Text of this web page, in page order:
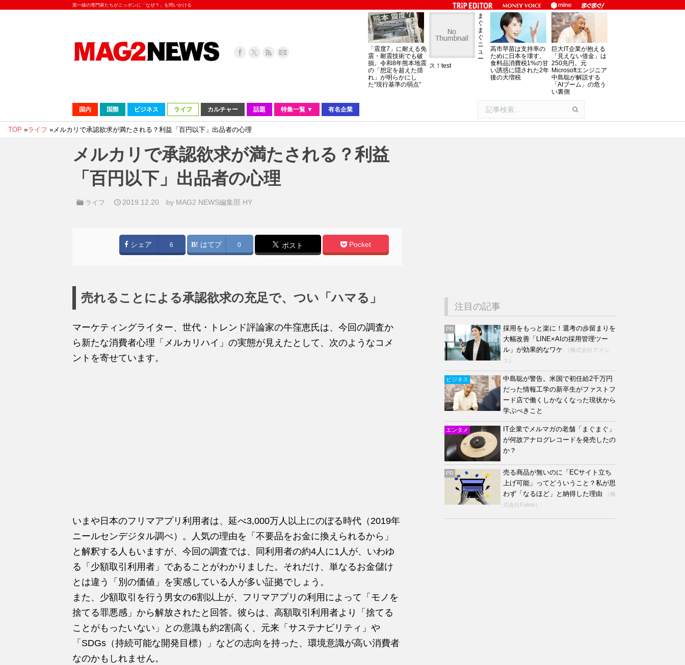
第一線の専門家たちがニッポンに「なぜ？」を問いかける
「震度7」に耐える免
震・耐震技術でも破
損。令和8年熊本地震
の「想定を超えた揺
れ」が明らかにし
た“現行基準の弱点”
ま
ぐ
ま
ぐ
ニ
ュ
ー
ス！test
高市早苗は支持率の
ために日本を壊す。
食料品消費税1%の甘
い誘惑に隠された2年
後の大増税
巨大IT企業が抱える
「見えない借金」は
250兆円。元
Microsoftエンジニア
中島聡が解説する
「AIブーム」の危う
い裏側
国内 国際 ビジネス ライフ カルチャー 話題 特集一覧 ▼ 有名企業
TOP »ライフ »メルカリで承認欲求が満たされる？利益「百円以下」出品者の心理
メルカリで承認欲求が満たされる？利益
「百円以下」出品者の心理
ライフ 2019.12.20 by MAG2 NEWS編集部 HY
シェア 6 はてブ 0 ポスト Pocket
売れることによる承認欲求の充足で、つい「ハマる」
マーケティングライター、世代・トレンド評論家の牛窪恵氏は、今回の調査か
ら新たな消費者心理「メルカリハイ」の実態が見えたとして、次のようなコメ
ントを寄せています。
いまや日本のフリマアプリ利用者は、延べ3,000万人以上にのぼる時代（2019年
ニールセンデジタル調べ）。人気の理由を「不要品をお金に換えられるから」
と解釈する人もいますが、今回の調査では、同利用者の約4人に1人が、いわゆ
る「少額取引利用者」であることがわかりました。それだけ、単なるお金儲け
とは違う「別の価値」を実感している人が多い証拠でしょう。
また、少額取引を行う男女の6割以上が、フリマアプリの利用によって「モノを
捨てる罪悪感」から解放されたと回答。彼らは、高額取引利用者より「捨てる
ことがもったいない」との意識も約2割高く、元来「サステナビリティ」や
「SDGs（持続可能な開発目標）」などの志向を持った、環境意識が高い消費者
なのかもしれません。
注目の記事
PR
採用をもっと楽に！選考の歩留まりを
大幅改善「LINE×AIの採用管理ツー
ル」が効果的なワケ
（株式会社アイシ
ス）
ビジネス
中島聡が警告。米国で初任給2千万円
だった情報工学の新卒生がファストフ
ード店で働くしかなくなった現状から
学ぶべきこと
エンタメ
IT企業でメルマガの老舗「まぐまぐ」
が何故アナログレコードを発売したの
か？
PR
売る商品が無いのに「ECサイト立ち
上げ可能」ってどういうこと？私が思
わず「なるほど」と納得した理由
（株
式会社Fulmo）